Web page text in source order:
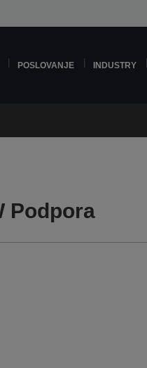
POSLOVANJE INDUSTRY
Podpora